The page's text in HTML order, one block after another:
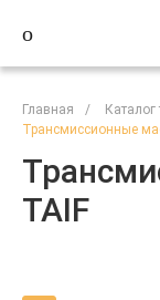
Главная / Каталог
Трансмиссионные
TAIF